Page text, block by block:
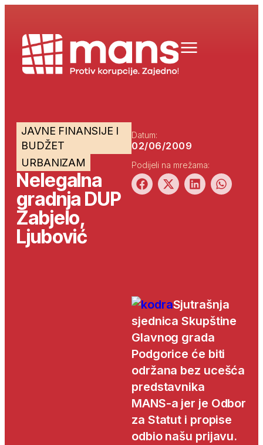
JAVNE FINANSIJE I
BUDŽET
URBANIZAM
Nelegalna
gradnja DUP
Zabjelo,
Ljubović
Datum:
02/06/2009
Podijeli na mrežama:
Sjutrašnja
sjednica Skupštine
Glavnog grada
Podgorice će biti
održana bez ucešća
predstavnika
MANS-a jer je Odbor
za Statut i propise
odbio našu prijavu.